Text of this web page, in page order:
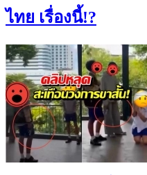
ไทย เรื่องนี้!?